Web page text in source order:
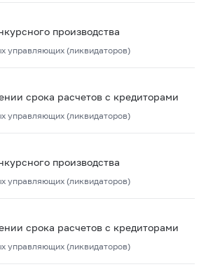
производства
управляющих (ликвидаторов)
срока расчетов с кредиторами
управляющих (ликвидаторов)
производства
управляющих (ликвидаторов)
срока расчетов с кредиторами
управляющих (ликвидаторов)